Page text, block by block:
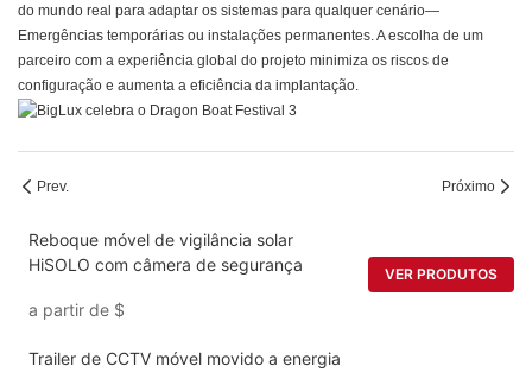
do mundo real para adaptar os sistemas para qualquer cenário—
Emergências temporárias ou instalações permanentes. A escolha de um
parceiro com a experiência global do projeto minimiza os riscos de
configuração e aumenta a eficiência da implantação.
Prev. Próximo
Reboque móvel de vigilância solar
HiSOLO com câmera de segurança
a partir de $
VER PRODUTOS
Trailer de CCTV móvel movido a energia